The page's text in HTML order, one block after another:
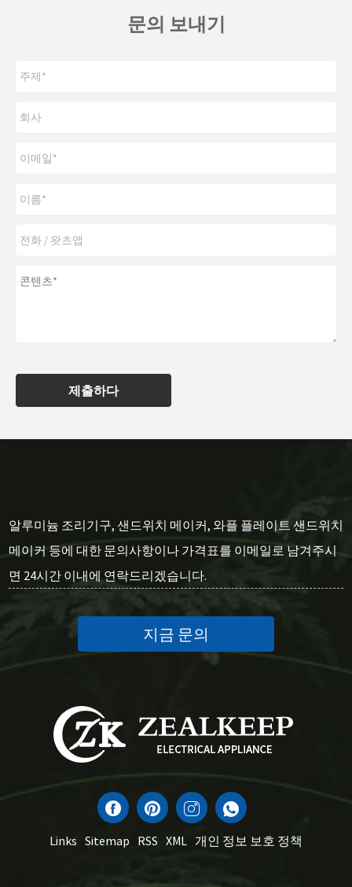
문의 보내기
제출하다
알루미늄 조리기구, 샌드위치 메이커, 와플 플레이트 샌드위치
메이커 등에 대한 문의사항이나 가격표를 이메일로 남겨주시
면 24시간 이내에 연락드리겠습니다.
지금 문의
Links Sitemap RSS XML 개인 정보 보호 정책